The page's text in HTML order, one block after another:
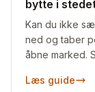
bytte i
Kan du ikke
ned og taber
åbne marked.
Læs guide